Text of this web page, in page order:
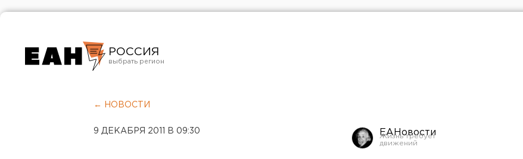
РОССИЯ
Челябинск
← НОВОСТИ
9 ДЕКАБРЯ 2011 В 09:30 ЕАНовости